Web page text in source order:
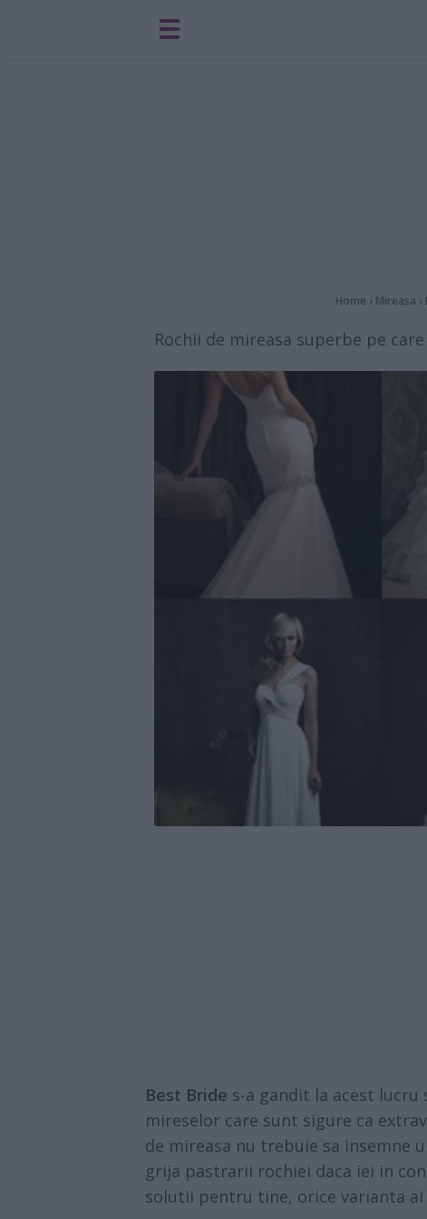
Home › Mireasa ›
Rochii de mireasa superbe pe
Best Bride s-a gandit la acest
mireselor care sunt sigure ca
de mireasa nu trebuie sa insemne
grija pastrarii rochiei daca iei in
solutii pentru tine, orice varianta ai